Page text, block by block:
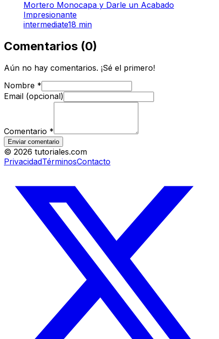
Mortero Monocapa y Darle un Acabado
Impresionante
intermediate18 min
Comentarios (0)
Aún no hay comentarios. ¡Sé el primero!
Nombre *
Email (opcional)
Comentario *
Enviar comentario
© 2026 tutoriales.com
PrivacidadTérminosContacto